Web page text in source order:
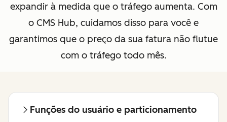
expandir à medida que o tráfego aumenta. Com
o CMS Hub, cuidamos disso para você e
garantimos que o preço da sua fatura não flutue
com o tráfego todo mês.
Funções do usuário e particionamento